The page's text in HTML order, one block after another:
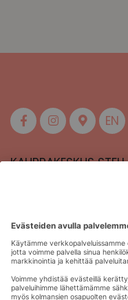
EN
KAUPPAKESKUS
Aukioloajat
Anna palautetta
Kartat